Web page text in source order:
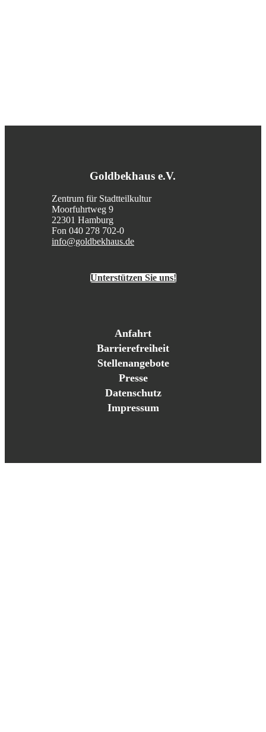
Goldbekhaus e.V.
Zentrum für Stadtteilkultur
Moorfuhrtweg 9
22301 Hamburg
Fon 040 278 702-0
info@goldbekhaus.de
Unterstützen Sie uns!
Anfahrt
Barrierefreiheit
Stellenangebote
Presse
Datenschutz
Impressum